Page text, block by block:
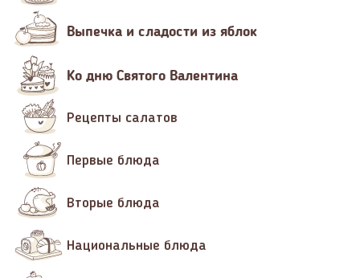
Выпечка и сладости из яблок
Ко дню Святого Валентина
Рецепты салатов
Первые блюда
Вторые блюда
Национальные блюда